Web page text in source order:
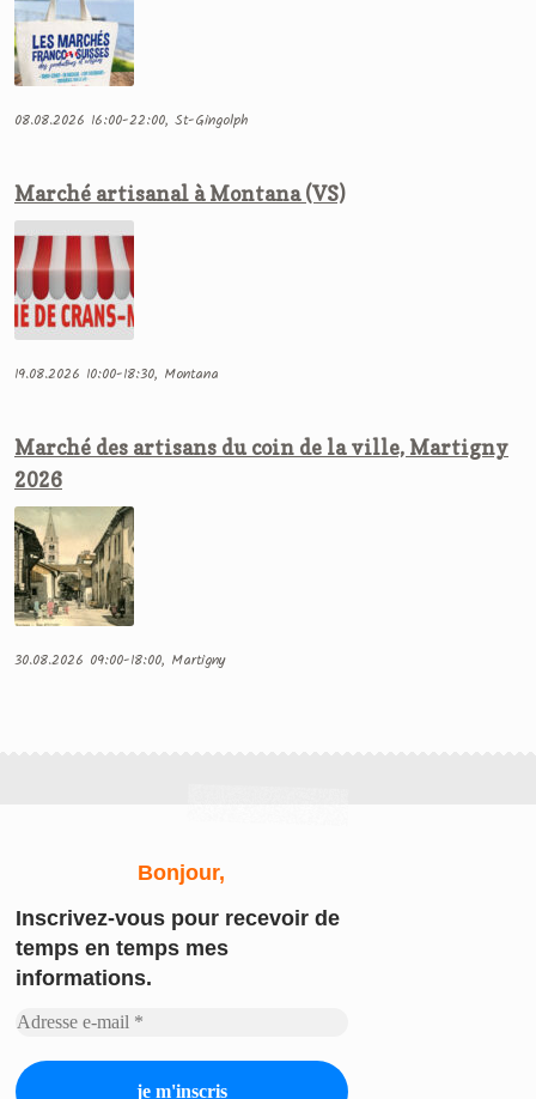
08.08.2026 16:00-22:00, St-Gingolph
Marché artisanal à Montana (VS)
19.08.2026 10:00-18:30, Montana
Marché des artisans du coin de la ville, Martigny
2026
30.08.2026 09:00-18:00, Martigny
Bonjour,
Inscrivez-vous pour recevoir de
temps en temps mes
informations.